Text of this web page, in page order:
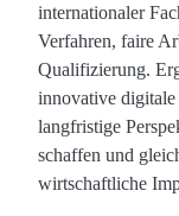
internationaler
Verfahren, faire
Qualifizierung.
innovative
langfristige
schaffen und
wirtschaftliche